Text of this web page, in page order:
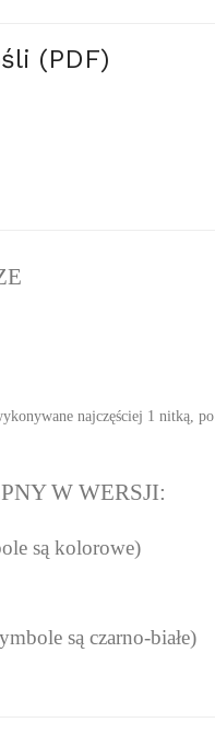
(PDF)
najczęściej 1 nitką, po
W WERSJI:
są kolorowe)
są czarno-białe)